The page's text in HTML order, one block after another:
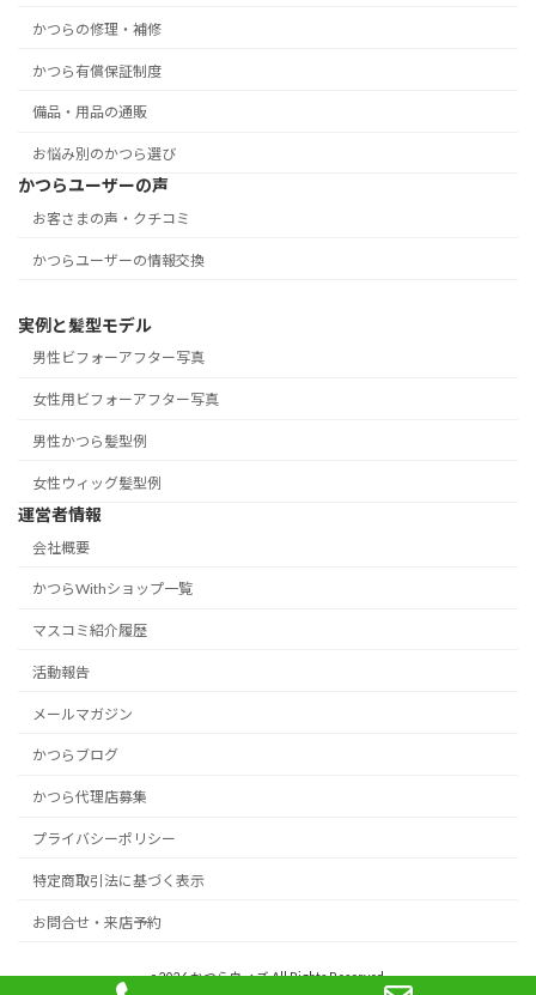
かつらの修理・補修
かつら有償保証制度
備品・用品の通販
お悩み別のかつら選び
かつらユーザーの声
お客さまの声・クチコミ
かつらユーザーの情報交換
実例と髪型モデル
男性ビフォーアフター写真
女性用ビフォーアフター写真
男性かつら髪型例
女性ウィッグ髪型例
運営者情報
会社概要
かつらWithショップ一覧
マスコミ紹介履歴
活動報告
メールマガジン
かつらブログ
かつら代理店募集
プライバシーポリシー
特定商取引法に基づく表示
お問合せ・来店予約
c 2026 かつらウィズ All Rights Reserved.